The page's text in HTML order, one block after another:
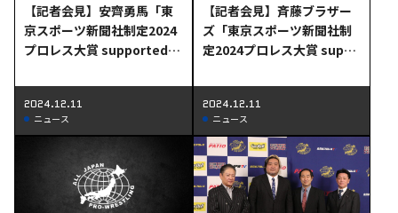
【記者会見】安齊勇馬「東
京スポーツ新聞社制定2024
プロレス大賞 supported b
勲賞受賞会見
2024.12.11
ニュース
【記者会見】斉藤ブラザー
ズ「東京スポーツ新聞社制
定2024プロレス大賞 suppo
ク」最優秀タッグ賞受賞会
見
2024.12.11
ニュース